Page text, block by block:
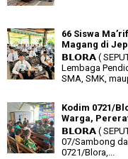
66 Siswa
Magang di
𝗕𝗟𝗢𝗥𝗔 (
Lembaga
SMA, SMK,
Kodim 0721/
Warga,
𝗕𝗟𝗢𝗥𝗔 (
07/Sambong
0721/Blora,...